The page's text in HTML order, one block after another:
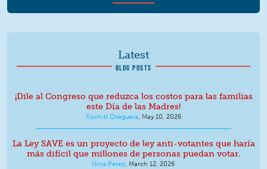
Latest
BLOG POSTS
¡Dile al Congreso que reduzca los costos para las familias
este Día de las Madres!
Xochitl Oseguera, May 10, 2026
La Ley SAVE es un proyecto de ley anti-votantes que haría
más difícil que millones de personas puedan votar.
Nina Perez, March 12, 2026